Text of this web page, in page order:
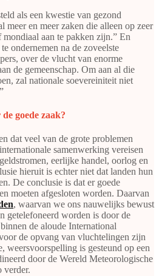
als een kwestie van gezond
meer en meer zaken die alleen op zeer
aan te pakken zijn.” En
ondernemen na de zoveelste
over de vlucht van enorme
de gemeenschap. Om aan al die
zal nationale soevereiniteit niet
goede zaak?
dat veel van de grote problemen
samenwerking vereisen
eerlijke handel, oorlog en
hieruit is echter niet dat landen hun
De conclusie is dat er goede
moeten afgesloten worden. Daarvan
, waarvan we ons nauwelijks bewust
getelefoneerd worden is door de
de aloude International
de opvang van vluchtelingen zijn
weersvoorspelling is gesteund op een
door de Wereld Meteorologische
verder.